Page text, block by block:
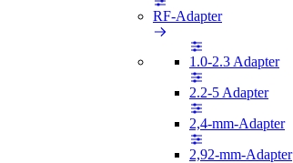
RF-Adapter
1.0-2.3 Adapter
2.2-5 Adapter
2,4-mm-Adapter
2,92-mm-Adapter